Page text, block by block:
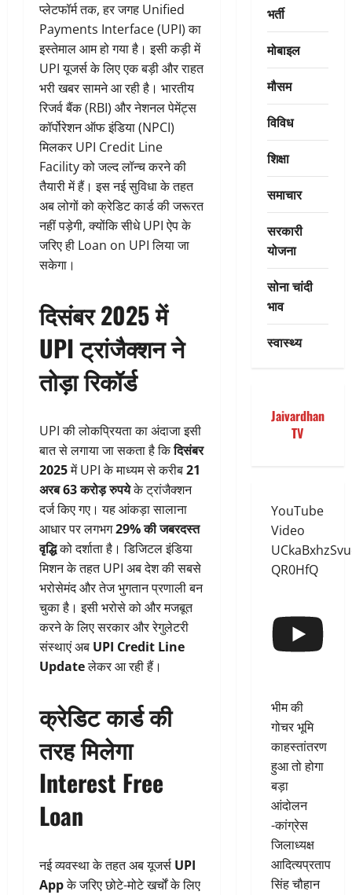
प्लेटफॉर्म तक, हर जगह Unified
Payments Interface (UPI) का
इस्तेमाल आम हो गया है। इसी कड़ी में
UPI यूजर्स के लिए एक बड़ी और राहत
भरी खबर सामने आ रही है। भारतीय
रिजर्व बैंक (RBI) और नेशनल पेमेंट्स
कॉर्पोरेशन ऑफ इंडिया (NPCI)
मिलकर UPI Credit Line
Facility को जल्द लॉन्च करने की
तैयारी में हैं। इस नई सुविधा के तहत
अब लोगों को क्रेडिट कार्ड की जरूरत
नहीं पड़ेगी, क्योंकि सीधे UPI ऐप के
जरिए ही Loan on UPI लिया जा
सकेगा।
दिसंबर 2025 में
UPI ट्रांजैक्शन ने
तोड़ा रिकॉर्ड
UPI की लोकप्रियता का अंदाजा इसी
बात से लगाया जा सकता है किदिसंबर
2025में UPI के माध्यम से करीब21
अरब 63 करोड़ रुपयेके ट्रांजैक्शन
दर्ज किए गए। यह आंकड़ा सालाना
आधार पर लगभग29% की जबरदस्त
वृद्धिको दर्शाता है। डिजिटल इंडिया
मिशन के तहत UPI अब देश की सबसे
भरोसेमंद और तेज भुगतान प्रणाली बन
चुका है। इसी भरोसे को और मजबूत
करने के लिए सरकार और रेगुलेटरी
संस्थाएं अब UPI Credit Line
Updateलेकर आ रही हैं।
क्रेडिट कार्ड की
तरह मिलेगा
Interest Free
Loan
नई व्यवस्था के तहत अब यूजर्स UPI
Appके जरिए छोटे-मोटे खर्चों के लिए
भर्ती
मोबाइल
मौसम
विविध
शिक्षा
समाचार
सरकारी
योजना
सोना चांदी
भाव
स्वास्थ्य
Jaivardhan
TV
YouTube
Video
QR0HfQ
भीम की
गोचर भूमि
काहस्तांतरण
हुआ तो होगा
बड़ा
आंदोलन
-कांग्रेस
जिलाध्यक्ष
आदित्यप्रताप
सिंह चौहान